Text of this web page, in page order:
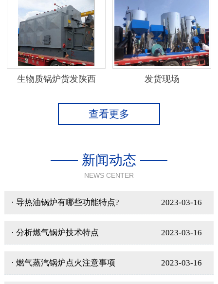
生物质锅炉货发陕西 发货现场
查看更多
—— 新闻动态 ——
NEWS CENTER
· 导热油锅炉有哪些功能特点? 2023-03-16
· 分析燃气锅炉技术特点 2023-03-16
· 燃气蒸汽锅炉点火注意事项 2023-03-16